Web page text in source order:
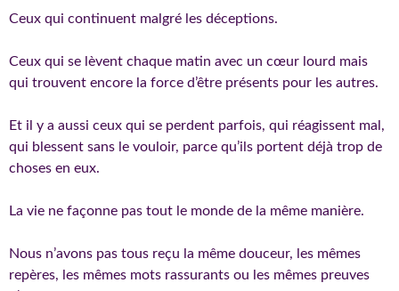
Ceux qui continuent malgré les déceptions.
Ceux qui se lèvent chaque matin avec un cœur lourd mais
qui trouvent encore la force d’être présents pour les autres.
Et il y a aussi ceux qui se perdent parfois, qui réagissent mal,
qui blessent sans le vouloir, parce qu’ils portent déjà trop de
choses en eux.
La vie ne façonne pas tout le monde de la même manière.
Nous n’avons pas tous reçu la même douceur, les mêmes
repères, les mêmes mots rassurants ou les mêmes preuves